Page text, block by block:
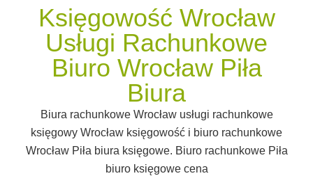
Księgowość Wrocław
Usługi Rachunkowe
Biuro Wrocław Piła
Biura
Biura rachunkowe Wrocław usługi rachunkowe
księgowy Wrocław księgowość i biuro rachunkowe
Wrocław Piła biura księgowe. Biuro rachunkowe Piła
biuro księgowe cena